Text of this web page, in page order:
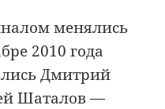
менялись
2010 года
Дмитрий
Шаталов —